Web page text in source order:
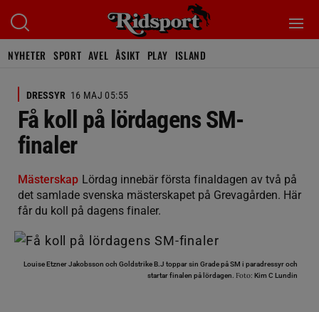
NYHETER SPORT AVEL ÅSIKT PLAY ISLAND
DRESSYR 16 MAJ 05:55
Få koll på lördagens SM-
finaler
Mästerskap Lördag innebär första finaldagen av två på
det samlade svenska mästerskapet på Grevagården. Här
får du koll på dagens finaler.
Louise Etzner Jakobsson och Goldstrike B.J toppar sin Grade på SM i paradressyr och
startar finalen på lördagen. Foto: Kim C Lundin